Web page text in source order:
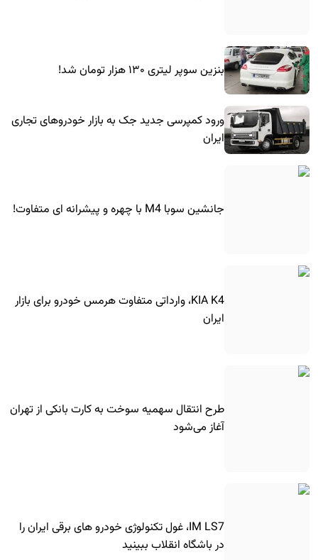
بنزین سوپر لیتری ۱۳۰ هزار تومان شد!
ورود کمپرسی جدید جک به بازار خودروهای تجاری
ایران
جانشین سوبا M4 با چهره و پیشرانه ای متفاوت!
KIA K4، وارداتی متفاوت هرمس خودرو برای بازار
ایران
طرح انتقال سهمیه سوخت به کارت بانکی از تهران
آغاز می‌شود
IM LS7، غول تکنولوژی خودرو های برقی ایران را
در باشگاه انقلاب ببینید